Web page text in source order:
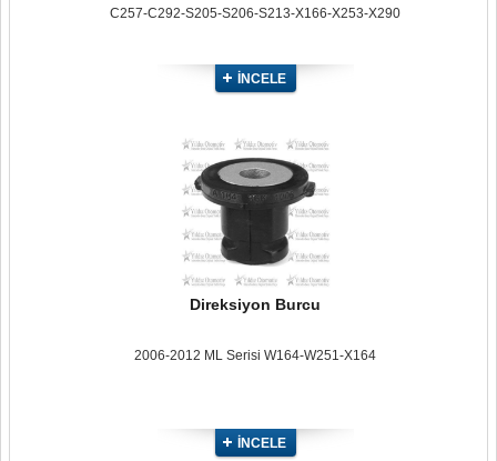
C257-C292-S205-S206-S213-X166-X253-X290
İNCELE
Direksiyon Burcu
2006-2012 ML Serisi W164-W251-X164
İNCELE